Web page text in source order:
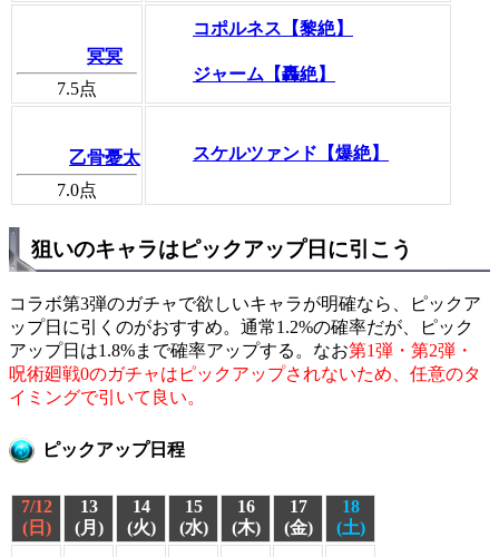
冥冥
7.5点
コポルネス【黎絶】
ジャーム【轟絶】
乙骨憂太
7.0点
スケルツァンド【爆絶】
狙いのキャラはピックアップ日に引こう
コラボ第3弾のガチャで欲しいキャラが明確なら、ピックア
ップ日に引くのがおすすめ。通常1.2%の確率だが、ピック
アップ日は1.8%まで確率アップする。なお第1弾・第2弾・
呪術廻戦0のガチャはピックアップされないため、任意のタ
イミングで引いて良い。
ピックアップ日程
7/12
(日)
13
(月)
14
(火)
15
(水)
16
(木)
17
(金)
18
(土)